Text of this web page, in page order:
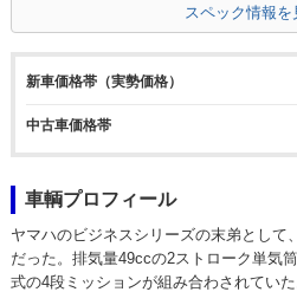
スペック情報を
新車価格帯（実勢価格）
中古車価格帯
車輌プロフィール
ヤマハのビジネスシリーズの末弟として
だった。排気量49ccの2ストローク単気
式の4段ミッションが組み合わされてい